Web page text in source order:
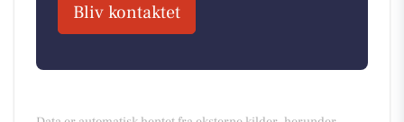
Bliv kontaktet